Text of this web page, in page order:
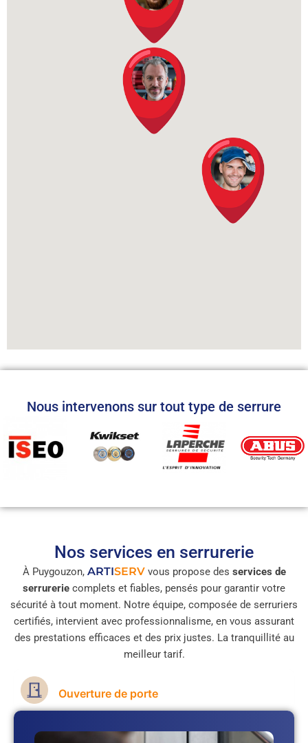
Nous intervenons sur tout type de serrure
Nos services en serrurerie
À Puygouzon, ARTISERVvous propose des services de
serrurerie complets et fiables, pensés pour garantir votre
sécurité à tout moment. Notre équipe, composée de serruriers
certifiés, intervient avec professionnalisme, en vous assurant
des prestations efficaces et des prix justes. La tranquillité au
meilleur tarif.
Ouverture de porte